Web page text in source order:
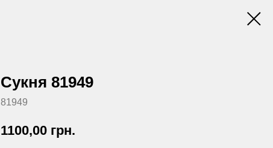
Сукня 81949
81949
1100,00 грн.